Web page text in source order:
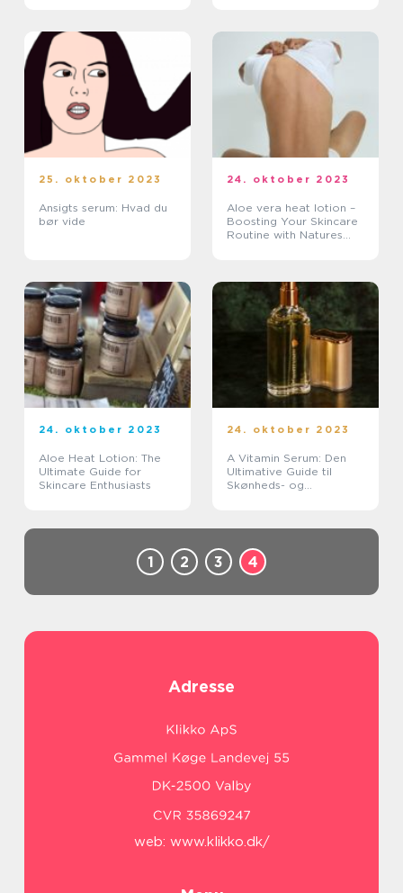
25. oktober 2023
Ansigts serum: Hvad du
bør vide
24. oktober 2023
Aloe vera heat lotion –
Boosting Your Skincare
Routine with Natures
24. oktober 2023
Aloe Heat Lotion: The
Ultimate Guide for
Skincare Enthusiasts
24. oktober 2023
A Vitamin Serum: Den
Ultimative Guide til
Skønheds- og
1 2 3 4
Adresse
web: www.klikko.dk/